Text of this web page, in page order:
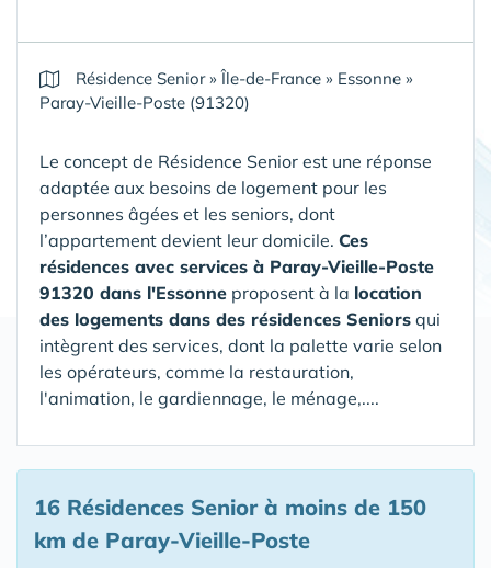
Résidence Senior»Île-de-France » Essonne »
Paray-Vieille-Poste (91320)
Le concept de Résidence Senior est une réponse
adaptée aux besoins de logement pour les
personnes âgées et les seniors, dont
l’appartement devient leur domicile. Ces
résidences avec services à Paray-Vieille-Poste
91320 dans l'Essonne proposent à la location
des logements dans des résidences Seniors qui
intègrent des services, dont la palette varie selon
les opérateurs, comme la restauration,
l'animation, le gardiennage, le ménage,....
16 Résidences Seniorà moins de 150
km de Paray-Vieille-Poste